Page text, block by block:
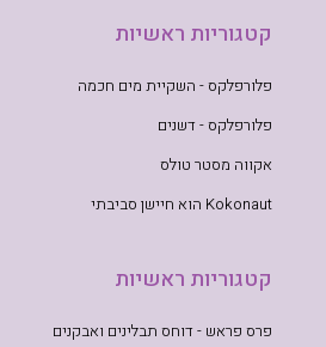
קטגוריות ראשיות
פלורפלקס - השקיית מים חכמה
פלורפלקס - דשנים
אקווה מסטר טולס
Kokonaut הוא חיישן סביבתי
קטגוריות ראשיות
פרס פראש - דוחס תבלינים ואבקנים